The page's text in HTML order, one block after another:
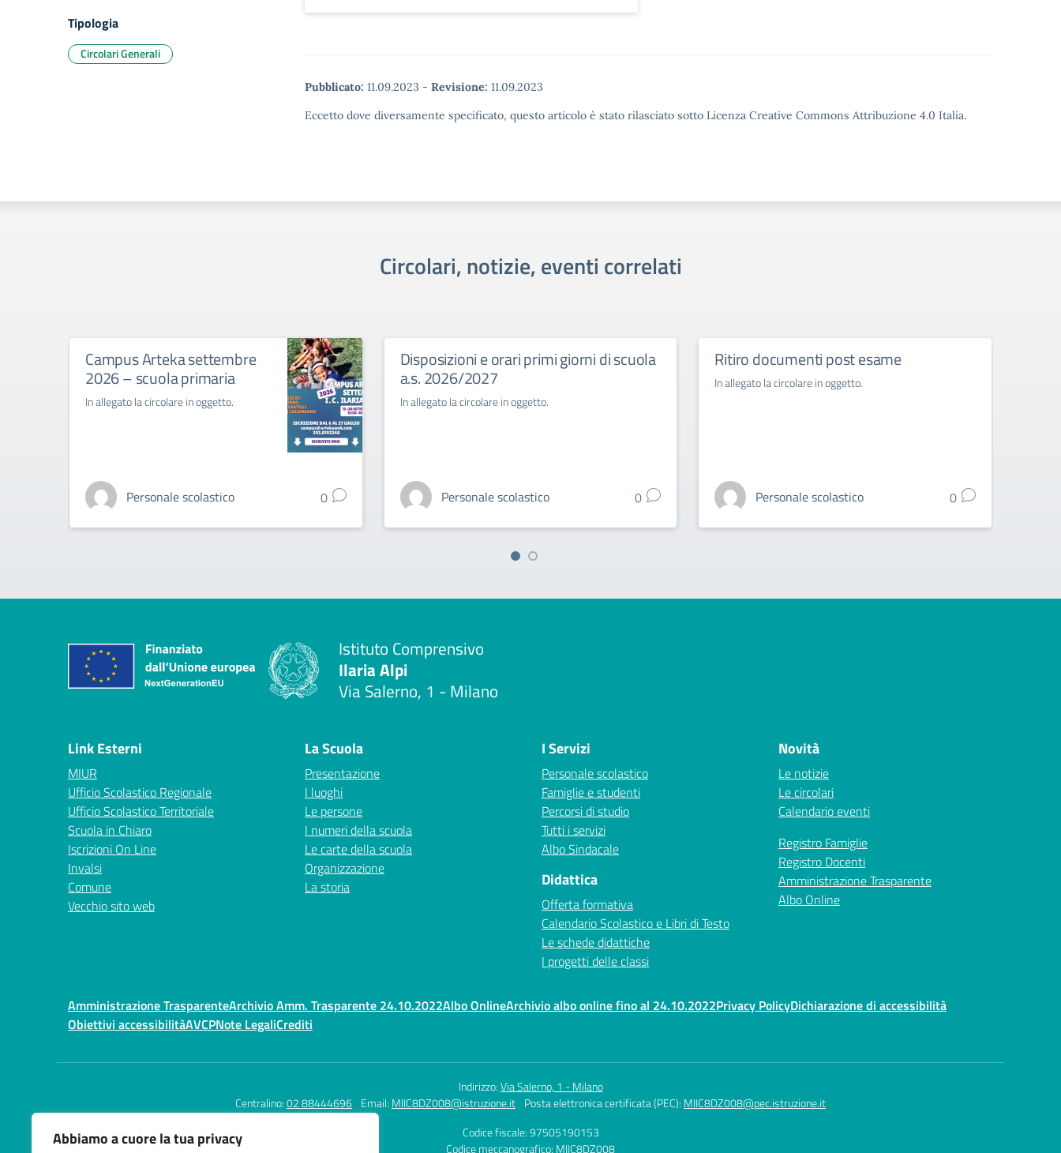
Abbiamo a cuore la tua privacy
Pubblicato: 11.09.2023 - Revisione: 11.09.2023
Eccetto dove diversamente specificato, questo articolo è stato rilasciato sotto Licenza Creative Commons Attribuzione 4.0 Italia.
Tipologia
Circolari Generali
Circolari, notizie, eventi correlati
Campus Arteka settembre
2026 – scuola primaria
In allegato la circolare in oggetto.
Personale scolastico 0
Disposizioni e orari primi giorni di scuola
a.s. 2026/2027
In allegato la circolare in oggetto.
Personale scolastico 0
Ritiro documenti post esame
In allegato la circolare in oggetto.
Personale scolastico 0
Istituto Comprensivo
Ilaria Alpi
Via Salerno, 1 - Milano
Link Esterni
MIUR
Ufficio Scolastico Regionale
Ufficio Scolastico Territoriale
Scuola in Chiaro
Iscrizioni On Line
Invalsi
Comune
Vecchio sito web
La Scuola
Presentazione
I luoghi
Le persone
I numeri della scuola
Le carte della scuola
Organizzazione
La storia
I Servizi
Personale scolastico
Famiglie e studenti
Percorsi di studio
Tutti i servizi
Albo Sindacale
Didattica
Offerta formativa
Calendario Scolastico e Libri di Testo
Le schede didattiche
I progetti delle classi
Novità
Le notizie
Le circolari
Calendario eventi
Registro Famiglie
Registro Docenti
Amministrazione Trasparente
Albo Online
Amministrazione TrasparenteArchivio Amm. Trasparente 24.10.2022Albo OnlineArchivio albo online fino al 24.10.2022Privacy PolicyDichiarazione di accessibilità
Obiettivi accessibilitàAVCPNote LegaliCrediti
Indirizzo:Via Salerno, 1 - Milano
Centralino:02 88444696 Email: MIIC8DZ008@istruzione.it Posta elettronica certificata (PEC): MIIC8DZ008@pec.istruzione.it
Codice fiscale: 97505190153
Codice meccanografico: MIIC8DZ008